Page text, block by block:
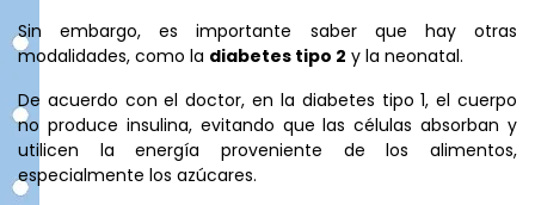
Sin embargo, es importante saber que hay otras
modalidades, como la diabetes tipo 2 y la neonatal.
De acuerdo con el doctor, en la diabetes tipo 1, el cuerpo
no produce insulina, evitando que las células absorban y
utilicen la energía proveniente de los alimentos,
especialmente los azúcares.